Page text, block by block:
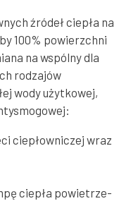
źródeł ciepła na
100% powierzchni
na wspólny dla
rodzajów
wody użytkowej,
ciepłowniczej wraz
ciepła powietrze-